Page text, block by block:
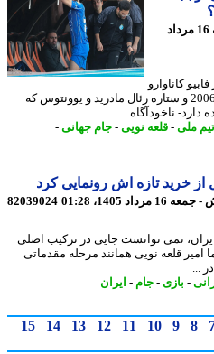
پیش - جمعه 16 مرداد
-کاپیتان ایتالیای قهرمان در جام جهانی 2006 و ستاره رئال مادرید و یوونتوس که
ناخودآگاه ...
-قلعه نویی-جام جهانی-
تازه اش رونمایی کرد
82039024
نمی توانست جایی در ترکیب اصلی
قلعه نویی همانند مرحله مقدماتی
- بازی - جام-ایران
9
10
11
12
13
14
15